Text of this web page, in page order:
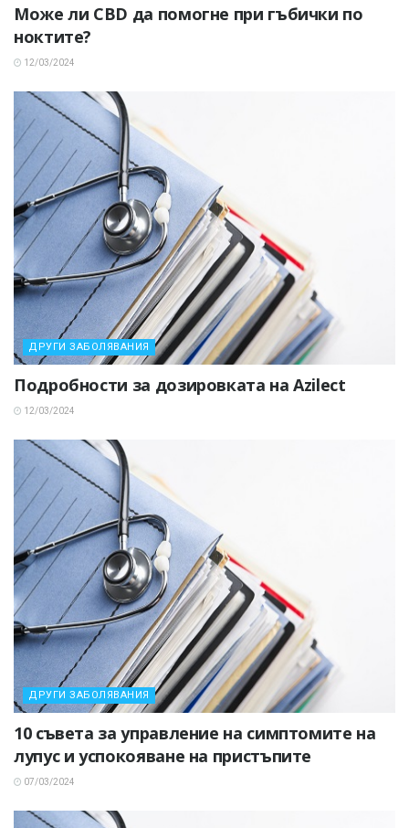
Може ли CBD да помогне при гъбички по
ноктите?
12/03/2024
ДРУГИ ЗАБОЛЯВАНИЯ
Подробности за дозировката на Azilect
12/03/2024
ДРУГИ ЗАБОЛЯВАНИЯ
10 съвета за управление на симптомите на
лупус и успокояване на пристъпите
07/03/2024